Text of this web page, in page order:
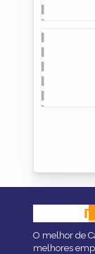
O melhor de
melhores